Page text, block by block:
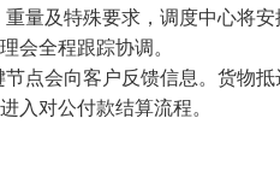
量及特殊要求，调度中心将
会全程跟踪协调。
点会向客户反馈信息。货物
入对公付款结算流程。